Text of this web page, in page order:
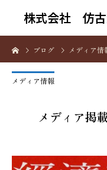
株式会社 仿
ブログ メディア情
メディア情報
メディア掲